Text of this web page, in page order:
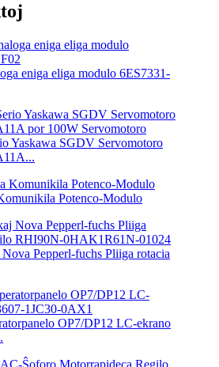
eniga eliga modulo 6ES7331-
Yaskawa SGDV Servomotoro
Potenco-Modulo
Pepperl-fuchs Pliiga rotacia
OP7/DP12 LC-ekrano